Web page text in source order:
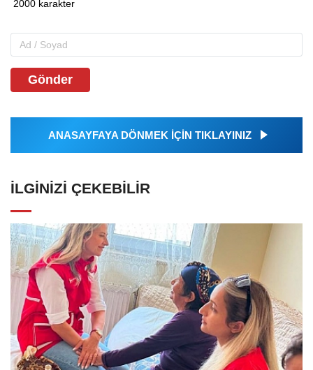
Gönder
ANASAYFAYA DÖNMEK İÇİN TIKLAYINIZ
İLGINIZI ÇEKEBILIR